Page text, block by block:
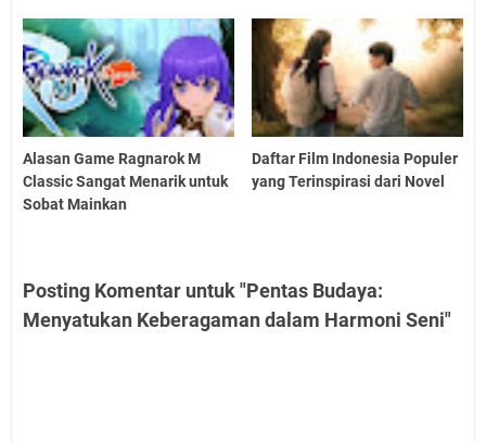
Alasan Game Ragnarok M
Classic Sangat Menarik untuk
Sobat Mainkan
Daftar Film Indonesia Populer
yang Terinspirasi dari Novel
Posting Komentar untuk "Pentas Budaya:
Menyatukan Keberagaman dalam Harmoni Seni"